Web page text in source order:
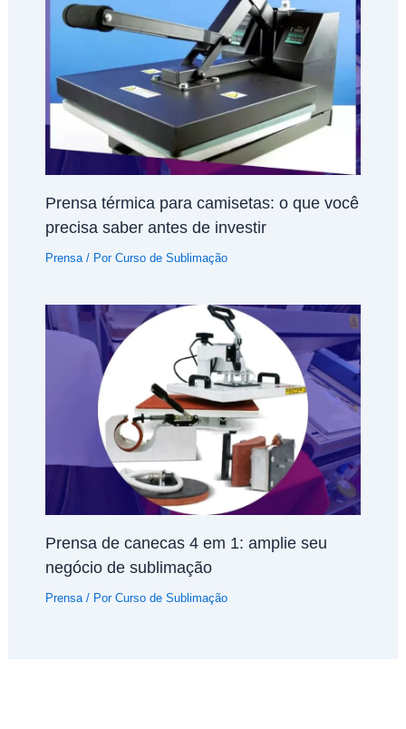
Prensa térmica para camisetas: o que você
precisa saber antes de investir
Prensa/ Por Curso de Sublimação
Prensa de canecas 4 em 1: amplie seu
negócio de sublimação
Prensa/ Por Curso de Sublimação